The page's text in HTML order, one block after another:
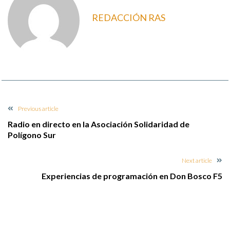
REDACCIÓN RAS
Previous article
Radio en directo en la Asociación Solidaridad de
Polígono Sur
Next article
Experiencias de programación en Don Bosco F5